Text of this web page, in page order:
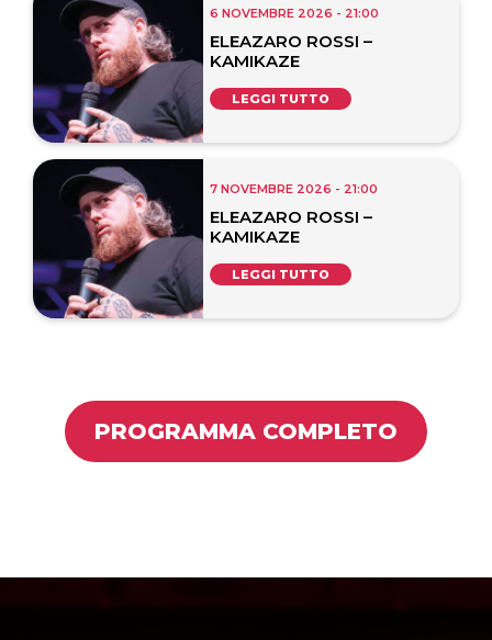
6 NOVEMBRE 2026 - 21:00
ELEAZARO ROSSI –
KAMIKAZE
LEGGI TUTTO
7 NOVEMBRE 2026 - 21:00
ELEAZARO ROSSI –
KAMIKAZE
LEGGI TUTTO
PROGRAMMA COMPLETO